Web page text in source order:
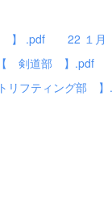
】 .pdf 22 １
【 剣道部 】.pdf
リフティング部 】